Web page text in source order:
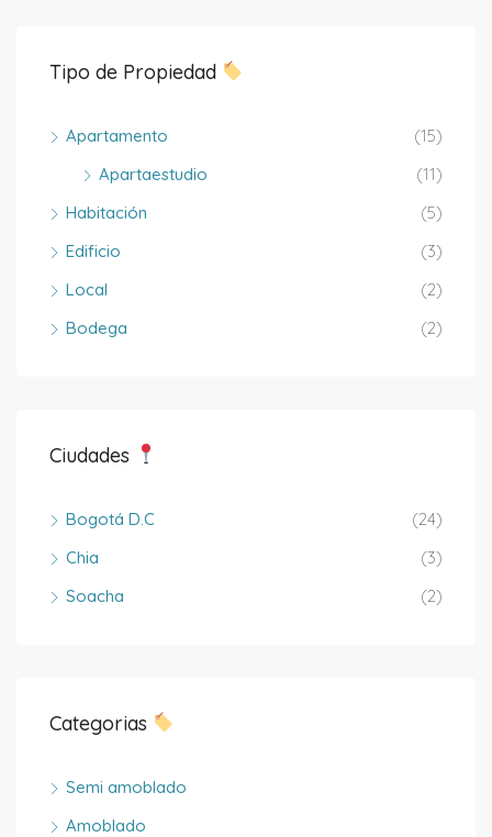
Tipo de Propiedad
Apartamento
(15)
Apartaestudio
(11)
Habitación
(5)
Edificio
(3)
Local
(2)
Bodega
(2)
Ciudades
Bogotá D.C
(24)
Chia
(3)
Soacha
(2)
Categorias
Semi amoblado
Amoblado